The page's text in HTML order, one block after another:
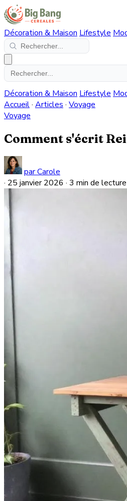
Décoration & Maison Lifestyle
Décoration & Maison Lifestyle
Accueil· Articles · Voyage
Voyage
Comment s'écrit
par Carole
· 25 janvier 2026 · 3 min de lecture